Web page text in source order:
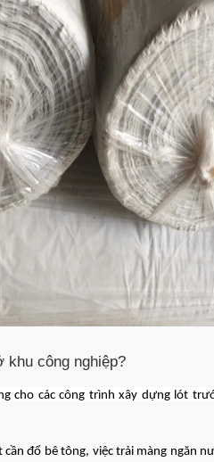
khu công nghiệp?
cho các công trình xây dựng lót
đổ bê tông, việc trải màng ngăn